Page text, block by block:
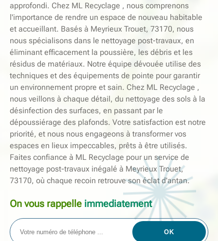
approfondi. Chez ML Recyclage , nous comprenons
l'importance de rendre un espace de nouveau habitable
et accueillant. Basés à Meyrieux Trouet, 73170, nous
nous spécialisons dans le nettoyage post-travaux, en
éliminant efficacement la poussière, les débris et les
résidus de matériaux. Notre équipe dévouée utilise des
techniques et des équipements de pointe pour garantir
un environnement propre et sain. Chez ML Recyclage ,
nous veillons à chaque détail, du nettoyage des sols à la
désinfection des surfaces, en passant par le
dépoussiérage des plafonds. Votre satisfaction est notre
priorité, et nous nous engageons à transformer vos
espaces en lieux impeccables, prêts à être utilisés.
Faites confiance à ML Recyclage pour un service de
nettoyage post-travaux inégalé à Meyrieux Trouet,
73170, où chaque recoin retrouve son éclat d'antan.
On vous rappelle immediatement